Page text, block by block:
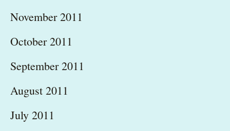
November 2011
October 2011
September 2011
August 2011
July 2011